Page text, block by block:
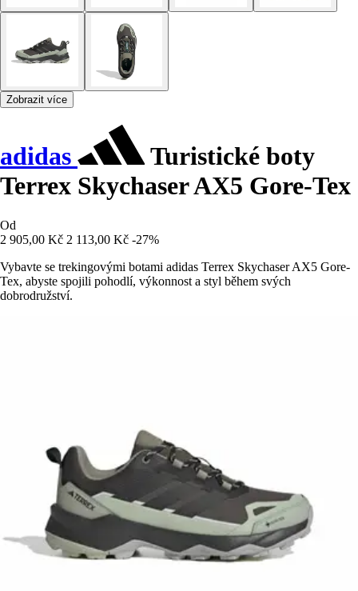
Zobrazit více
adidas
Turistické boty
Terrex Skychaser AX5 Gore-Tex
Od
2 905,00 Kč 2 113,00 Kč -27%
Vybavte se trekingovými botami adidas Terrex Skychaser AX5 Gore-
Tex, abyste spojili pohodlí, výkonnost a styl během svých
dobrodružství.